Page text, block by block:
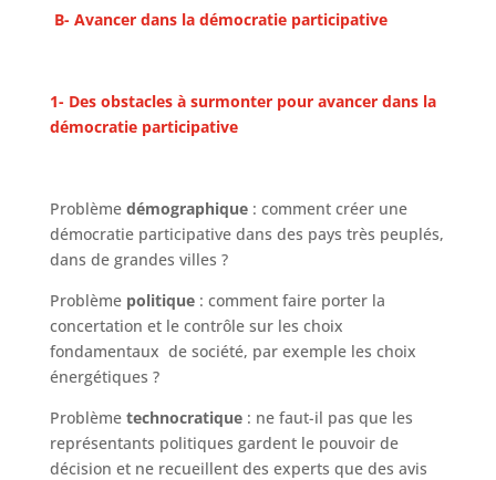
B- Avancer dans la démocratie participative
1- Des obstacles à surmonter pour avancer dans la
démocratie participative
Problème démographique : comment créer une
démocratie participative dans des pays très peuplés,
dans de grandes villes ?
Problème politique : comment faire porter la
concertation et le contrôle sur les choix
fondamentaux de société, par exemple les choix
énergétiques ?
Problème technocratique : ne faut-il pas que les
représentants politiques gardent le pouvoir de
décision et ne recueillent des experts que des avis